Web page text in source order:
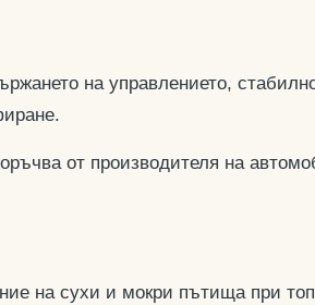
на управлението,
от производителя на
на сухи и мокри пътища при